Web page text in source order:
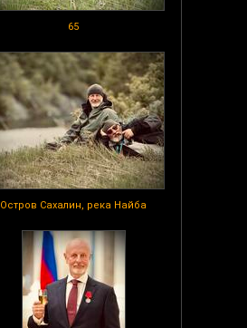
65
Остров Сахалин, река Найба